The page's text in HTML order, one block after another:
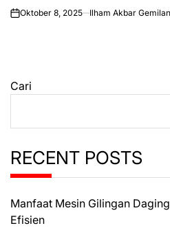
onOktober 8, 2025 Ilham Akbar
Cari
RECENT POSTS
Manfaat Mesin Gilingan
Efisien